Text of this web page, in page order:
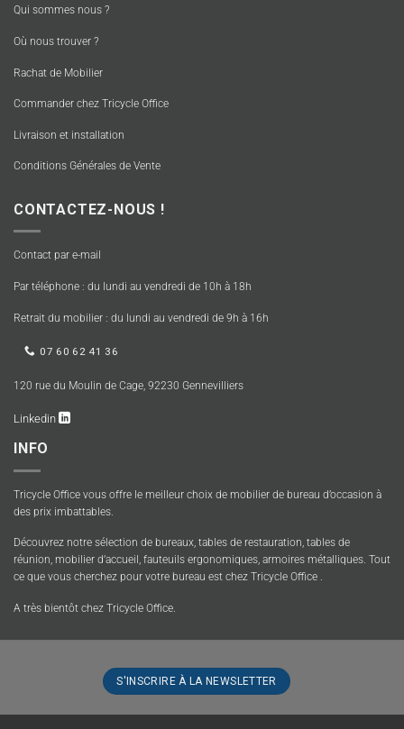
Qui sommes nous ?
Où nous trouver ?
Rachat de Mobilier
Commander chez Tricycle Office
Livraison et installation
Conditions Générales de Vente
CONTACTEZ-NOUS !
Contact par e-mail
Par téléphone : du lundi au vendredi de 10h à 18h
Retrait du mobilier : du lundi au vendredi de 9h à 16h
07 60 62 41 36
120 rue du Moulin de Cage, 92230 Gennevilliers
Linkedin
INFO
Tricycle Office vous offre le meilleur choix de mobilier de bureau d’occasion à
des prix imbattables.
Découvrez notre sélection de bureaux, tables de restauration, tables de
réunion, mobilier d’accueil, fauteuils ergonomiques, armoires métalliques. Tout
ce que vous cherchez pour votre bureau est chez Tricycle Office .
A très bientôt chez Tricycle Office.
S'INSCRIRE À LA NEWSLETTER